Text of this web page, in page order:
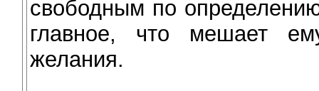
свободным по
главное, что мешает
желания.